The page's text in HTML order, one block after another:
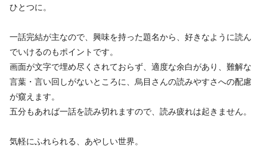
ひとつに。
一話完結が主なので、興味を持った題名から、好きなように読ん
でいけるのもポイントです。
画面が文字で埋め尽くされておらず、適度な余白があり、難解な
言葉・言い回しがないところに、烏目さんの読みやすさへの配慮
が窺えます。
五分もあれば一話を読み切れますので、読み疲れは起きません。
気軽にふれられる、あやしい世界。